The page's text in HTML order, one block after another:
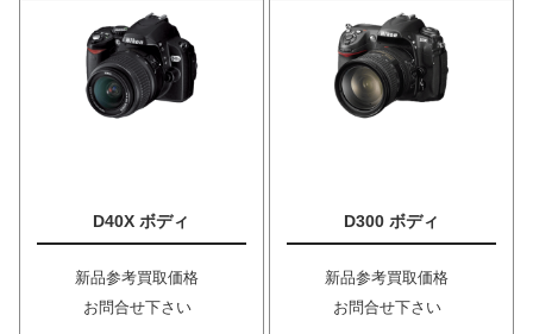
D40X ボディ
新品参考買取価格
お問合せ下さい
D300 ボディ
新品参考買取価格
お問合せ下さい